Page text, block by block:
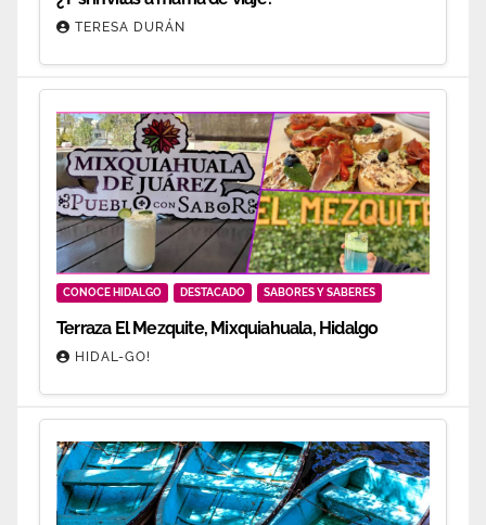
TERESA DURÁN
CONOCE HIDALGO DESTACADO SABORES Y SABERES
Terraza El Mezquite, Mixquiahuala, Hidalgo
HIDAL-GO!